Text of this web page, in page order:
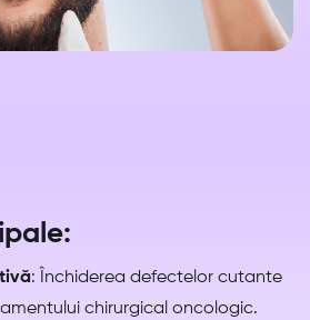
: Închiderea defectelor cutante
chirurgical oncologic.